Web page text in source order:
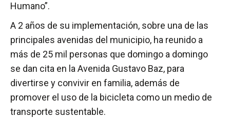
Humano”.
A 2 años de su implementación, sobre una de las
principales avenidas del municipio, ha reunido a
más de 25 mil personas que domingo a domingo
se dan cita en la Avenida Gustavo Baz, para
divertirse y convivir en familia, además de
promover el uso de la bicicleta como un medio de
transporte sustentable.